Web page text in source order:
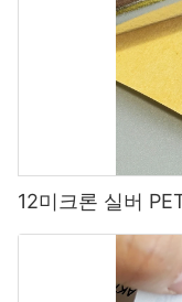
12미크론 실버